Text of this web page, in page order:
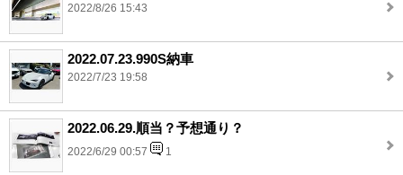
2022/8/26 15:43
2022.07.23.990S納車
2022/7/23 19:58
2022.06.29.順当？予想通り？
2022/6/29 00:57 1